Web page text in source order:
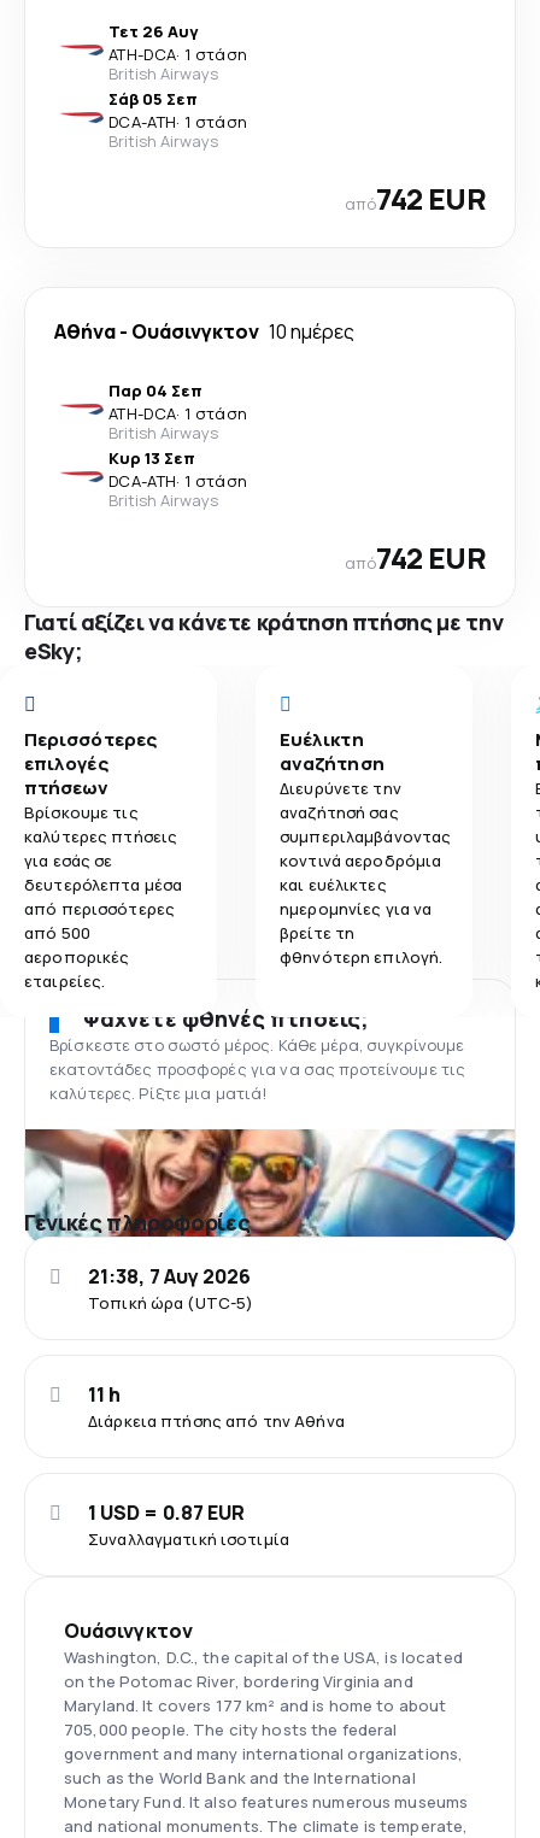
Τετ 26 Αυγ
ATH-DCA· 1 στάση
British Airways
Σάβ 05 Σεπ
DCA-ATH· 1 στάση
British Airways
από742 EUR
Αθήνα- Ουάσινγκτον 10 ημέρες
Παρ 04 Σεπ
ATH-DCA· 1 στάση
British Airways
Κυρ 13 Σεπ
DCA-ATH· 1 στάση
British Airways
από742 EUR
Γιατί αξίζει να κάνετε κράτηση πτήσης με την
eSky;
Περισσότερες
επιλογές
πτήσεων
Βρίσκουμε τις
καλύτερες πτήσεις
για εσάς σε
δευτερόλεπτα μέσα
από περισσότερες
από 500
αεροπορικές
εταιρείες.
Ευέλικτη
αναζήτηση
Διευρύνετε την
αναζήτησή σας
συμπεριλαμβάνοντας
κοντινά αεροδρόμια
και ευέλικτες
ημερομηνίες για να
βρείτε τη
φθηνότερη επιλογή.
Ψάχνετε φθηνές πτήσεις;
Βρίσκεστε στο σωστό μέρος. Κάθε μέρα, συγκρίνουμε
εκατοντάδες προσφορές για να σας προτείνουμε τις
καλύτερες. Ρίξτε μια ματιά!
Γενικές πληροφορίες
Τοπική ώρα (UTC-5)
21:38, 7 Αυγ 2026
Διάρκεια πτήσης από την Αθήνα
11 h
Συναλλαγματική ισοτιμία
1 USD = 0.87 EUR
Ουάσινγκτον
Washington, D.C., the capital of the USA, is located
on the Potomac River, bordering Virginia and
Maryland. It covers 177 km² and is home to about
705,000 people. The city hosts the federal
government and many international organizations,
such as the World Bank and the International
Monetary Fund. It also features numerous museums
and national monuments. The climate is temperate,